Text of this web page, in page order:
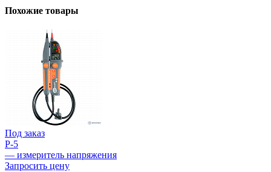
Похожие товары
Под заказ
P-5
— измеритель напряжения
Запросить цену